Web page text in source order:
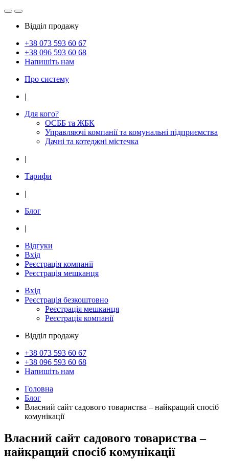
Відділ продажу
+38 073 593 60 67
+38 096 593 60 68
Напишіть нам
Про систему
|
Для кого?
ОСББ та ЖБК
Управляючі компанії та комунальні підприємства
Дачнi та котеджні мiстечка
|
Тарифи
|
Блог
|
Відгуки
Вхід
Реєстрація компанії
Реєстрація мешканця
Вхід
Реєстрація безкоштовно
Реєстрація мешканця
Реєстрація компанії
Відділ продажу
+38 073 593 60 67
+38 096 593 60 68
Напишіть нам
Головна
Блог
Власний сайт садового товариства – найкращий спосіб
комунікації
Власний сайт садового товариства –
найкращий спосіб комунікації